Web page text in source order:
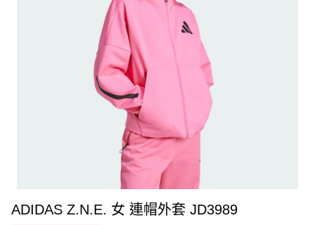
ADIDAS Z.N.E. 女 連帽外套 JD3989